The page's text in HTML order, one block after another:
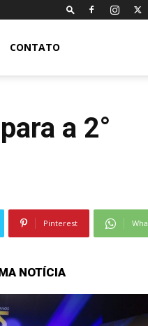
CONTATO
a 2°
Pinterest
NOTÍCIA